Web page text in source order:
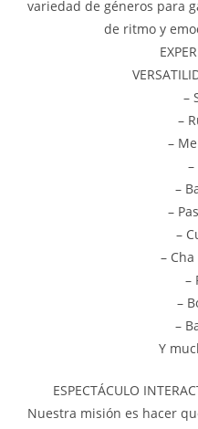
variedad de géneros para
de ritmo y
–
–
–
–
–
–
–
– Cha
–
–
–
Y
ESPECTÁCULO
Nuestra misión es hacer